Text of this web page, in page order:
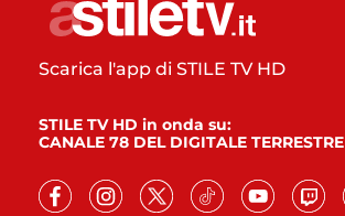
Scarica l'app di STILE TV HD
STILE TV HD in onda su:
CANALE 78 DEL DIGITALE TERRESTRE